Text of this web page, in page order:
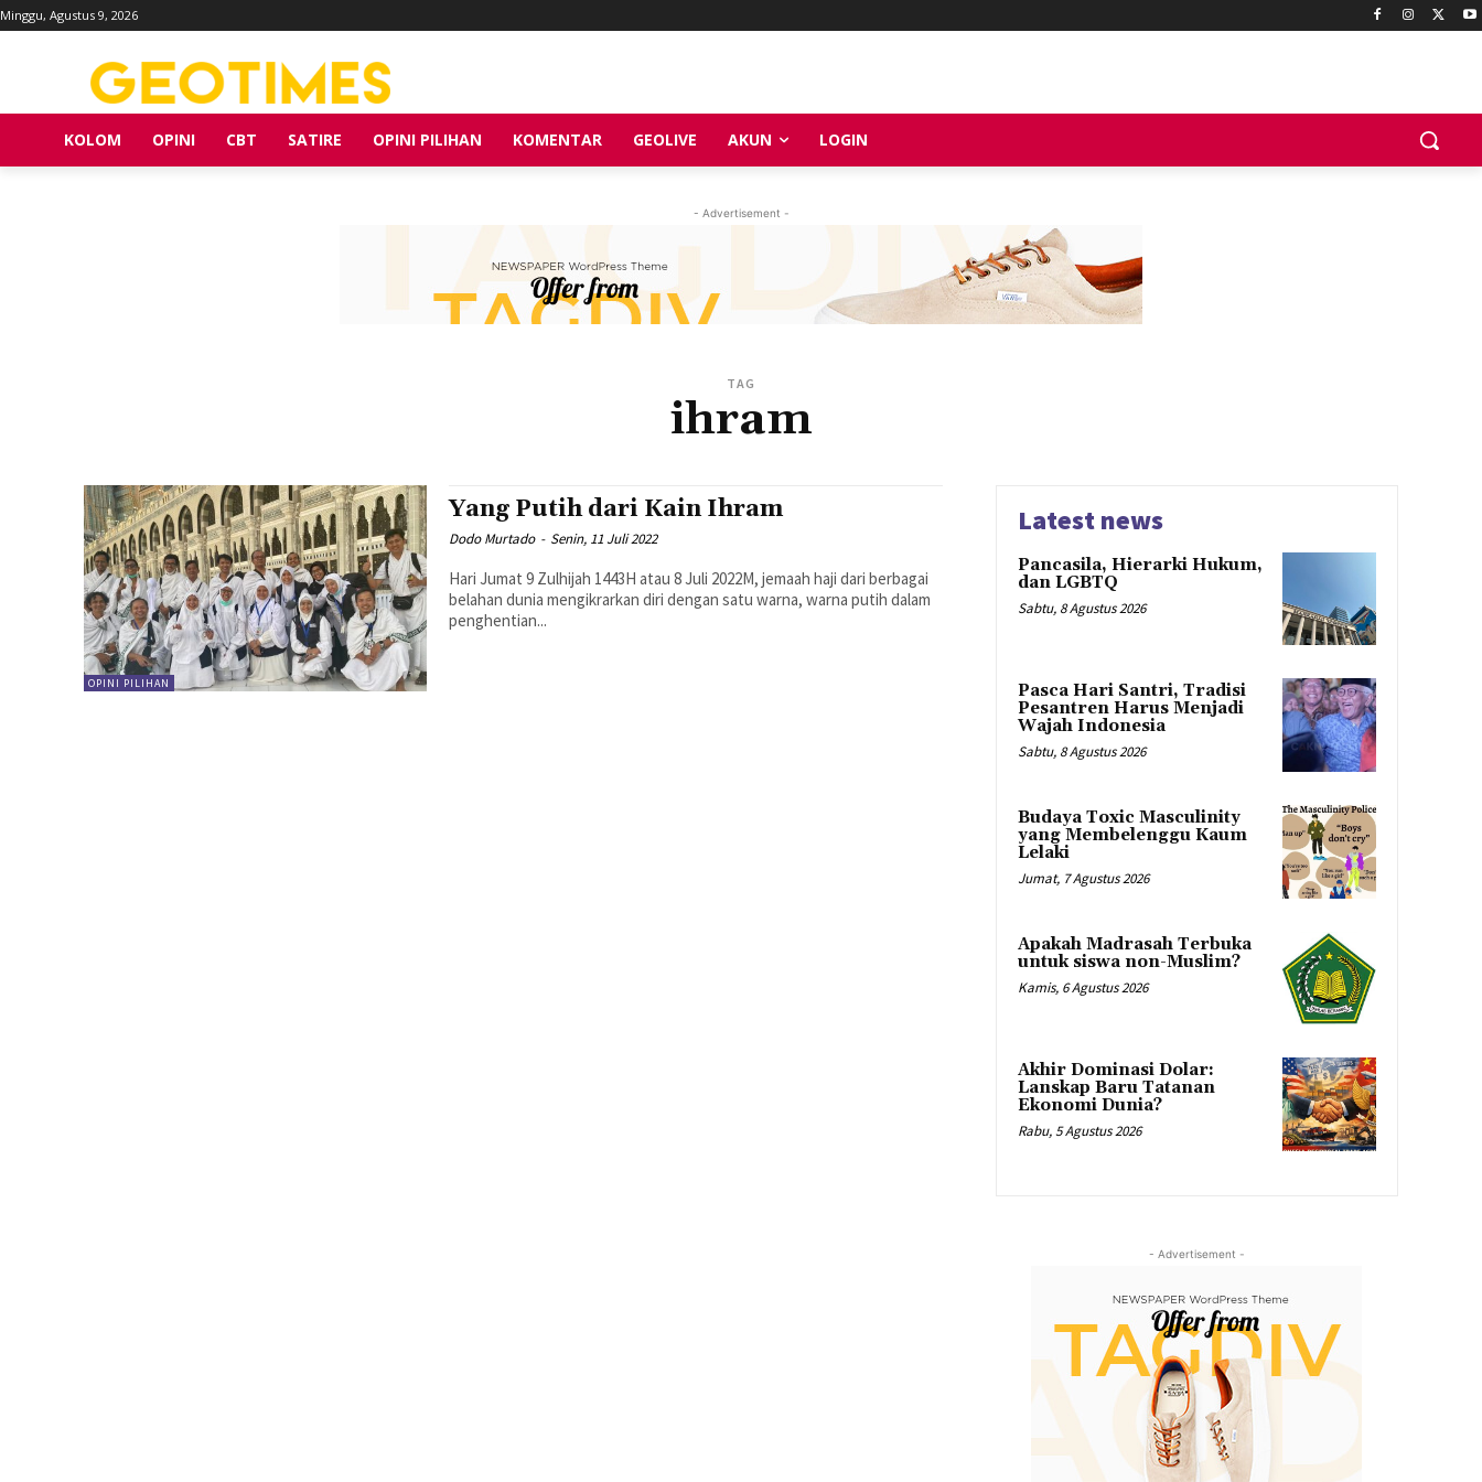
Minggu, Agustus 9, 2026
KOLOM OPINI CBT SATIRE OPINI PILIHAN KOMENTAR GEOLIVE AKUN LOGIN
- Advertisement -
TAG
ihram
OPINI PILIHAN
Yang Putih dari Kain Ihram
Dodo Murtado - Senin, 11 Juli 2022
Hari Jumat 9 Zulhijah 1443H atau 8 Juli 2022M, jemaah haji dari berbagai
belahan dunia mengikrarkan diri dengan satu warna, warna putih dalam
penghentian...
Latest news
Pancasila, Hierarki Hukum,
dan LGBTQ
Sabtu, 8 Agustus 2026
Pasca Hari Santri, Tradisi
Pesantren Harus Menjadi
Wajah Indonesia
Sabtu, 8 Agustus 2026
Budaya Toxic Masculinity
yang Membelenggu Kaum
Lelaki
Jumat, 7 Agustus 2026
Apakah Madrasah Terbuka
untuk siswa non-Muslim?
Kamis, 6 Agustus 2026
Akhir Dominasi Dolar:
Lanskap Baru Tatanan
Ekonomi Dunia?
Rabu, 5 Agustus 2026
- Advertisement -